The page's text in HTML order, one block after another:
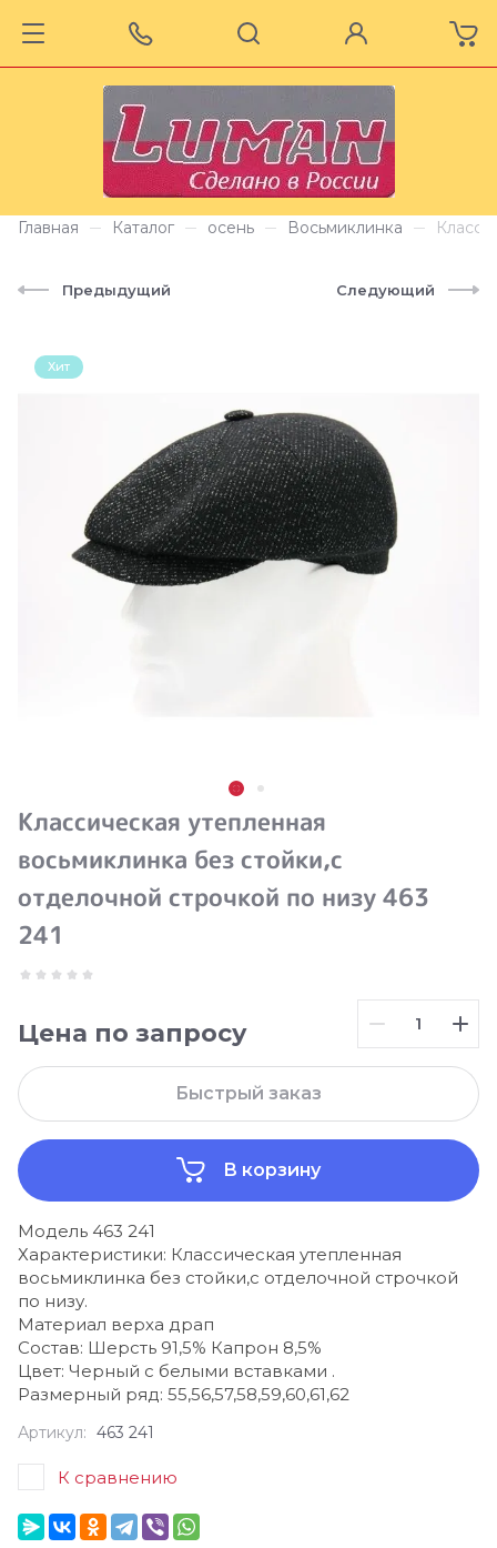
Главная Каталог осень Восьмиклинка
Предыдущий Следующий
Хит
Классическая утепленная
восьмиклинка без стойки,с
отделочной строчкой по низу 463
241
Цена по запросу
В корзину
Быстрый заказ
Модель 463 241
Характеристики: Классическая утепленная
восьмиклинка без стойки,с отделочной строчкой
по низу.
Материал верха драп
Состав: Шерсть 91,5% Капрон 8,5%
Цвет: Черный с белыми вставками .
Размерный ряд: 55,56,57,58,59,60,61,62
Артикул: 463 241
К сравнению